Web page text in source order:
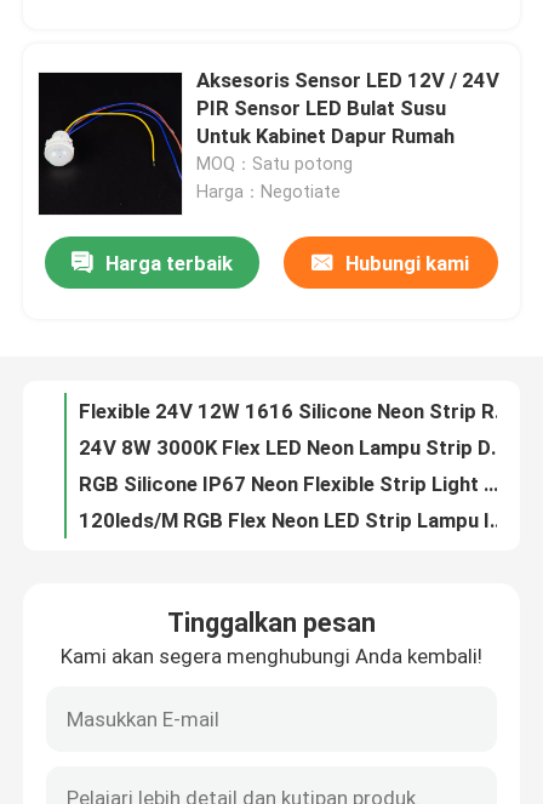
Rumah
Video
Wisata pabrik
Kontrol kualitas
Quote request suatu
Lampu Strip Neon LED
Aksesoris Sensor LED 12V / 24V
PIR Sensor LED Bulat Susu
Untuk Kabinet Dapur Rumah
MOQ：Satu potong
Harga：Negotiate
Harga terbaik Hubungi kami
Flexible 24V 12W 1616 Silicone Neon Strip Rope Light
Neon Rope Light Flex Tube sisi atas lampu tikungan 24V silikon fleksibel dipimpin tali neon
Luar Ruangan IP67 24V Neon Silicone Strip Fleksibel 3000K 6000K
Tinggalkan pesan
Kami akan segera menghubungi Anda kembali!